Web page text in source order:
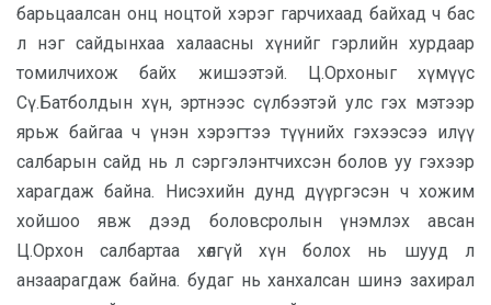
барьцаалсан онц ноцтой хэрэг гарчихаад байхад ч бас
л нэг сайдынхаа халаасны хүнийг гэрлийн хурдаар
томилчихож байх жишээтэй. Ц.Орхоныг хүмүүс
Сү.Батболдын хүн, эртнээс сүлбээтэй улс гэх мэтээр
ярьж байгаа ч үнэн хэрэгтээ түүнийх гэхээсээ илүү
салбарын сайд нь л сэргэлэнтчихсэн болов уу гэхээр
харагдаж байна. Нисэхийн дунд дүүргэсэн ч хожим
хойшоо явж дээд боловсролын үнэмлэх авсан
Ц.Орхон салбартаа хөлгүй хүн болох нь шууд л
анзаарагдаж байна. будаг нь ханхалсан шинэ захирал